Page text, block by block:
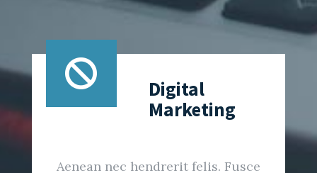

Digital
Marketing
Aenean nec hendrerit felis. Fusce